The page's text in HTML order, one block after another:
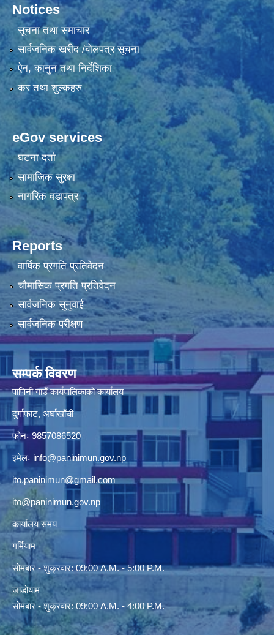
Notices
सूचना तथा समाचार
सार्वजनिक खरीद /बोलपत्र सूचना
ऐन, कानुन तथा निर्देशिका
कर तथा शुल्कहरु
eGov services
घटना दर्ता
सामाजिक सुरक्षा
नागरिक वडापत्र
Reports
वार्षिक प्रगति प्रतिवेदन
चौमासिक प्रगति प्रतिवेदन
सार्वजनिक सुनुवाई
सार्वजनिक परीक्षण
सम्पर्क विवरण
पाणिनी गाउँ कार्यपालिकाको कार्यालय
दुर्गाफाट, अर्घाखाँची
फोनः 9857086520
इमेलः info@paninimun.gov.np
ito.paninimun@gmail.com
ito@paninimun.gov.np
कार्यालय समय
गर्मियाम
सोमबार - शुक्रवार: 09:00 A.M. - 5:00 P.M.
जाडोयाम
सोमबार - शुक्रवार: 09:00 A.M. - 4:00 P.M.